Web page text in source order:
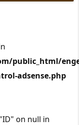
public_html/
adsense.php
on null in